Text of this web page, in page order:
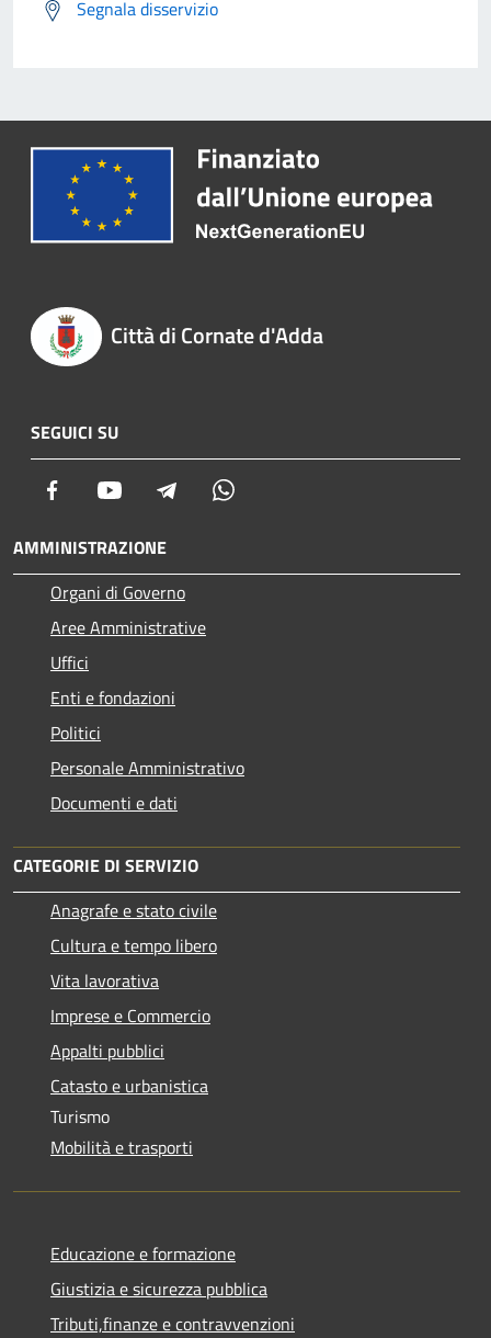
Segnala disservizio
Città di Cornate d'Adda
SEGUICI SU
Facebook Youtube Telegram
AMMINISTRAZIONE
Organi di Governo
Aree Amministrative
Uffici
Enti e fondazioni
Politici
Personale Amministrativo
Documenti e dati
CATEGORIE DI SERVIZIO
Anagrafe e stato civile
Cultura e tempo libero
Vita lavorativa
Imprese e Commercio
Appalti pubblici
Catasto e urbanistica
Turismo
Mobilità e trasporti
Educazione e formazione
Giustizia e sicurezza pubblica
Tributi,finanze e contravvenzioni